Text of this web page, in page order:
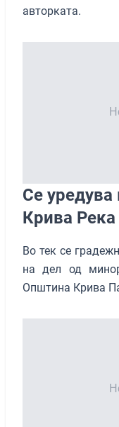
авторката.
Се
Крива
Во тек се
на дел од
Општина Крива